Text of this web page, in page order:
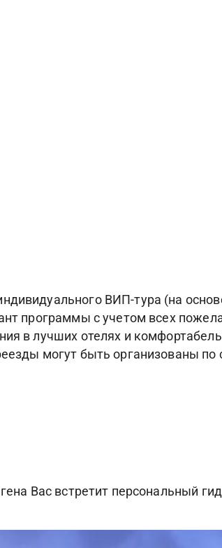
ВИП-тура (на
программы с учетом всех
в лучших отелях и
могут быть организованы
Вас встретит персональный